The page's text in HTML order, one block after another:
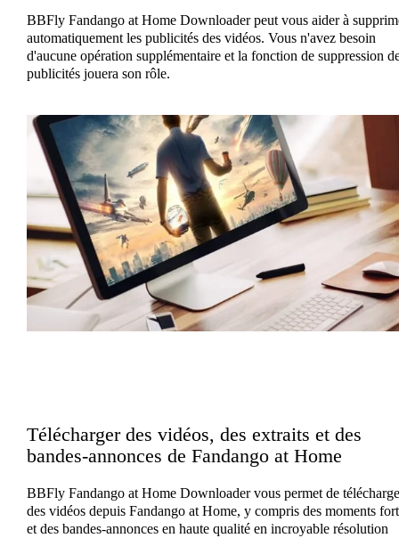
BBFly Fandango at Home Downloader peut vous aider à
automatiquement les publicités des vidéos. Vous n'avez besoin
d'aucune opération supplémentaire et la fonction de suppression
publicités jouera son rôle.
Télécharger des vidéos, des extraits et des
bandes-annonces de Fandango at Home
BBFly Fandango at Home Downloader vous permet de
des vidéos depuis Fandango at Home, y compris des moments
et des bandes-annonces en haute qualité en incroyable résolution